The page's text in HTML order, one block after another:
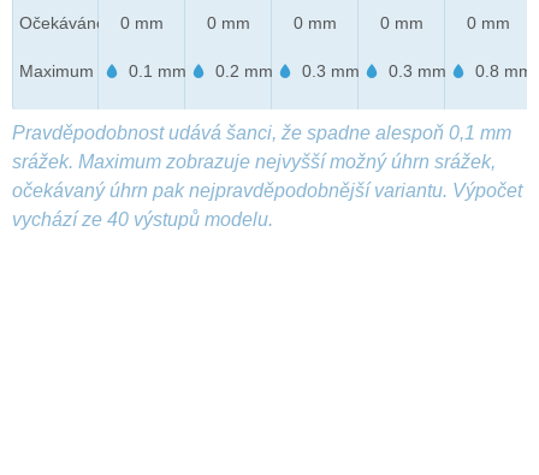
Očekáváno
Maximum
0 mm
0.1 mm
0 mm
0.2 mm
0 mm
0.3 mm
0 mm
0.3 mm
0 mm
0.8 mm
Pravděpodobnost udává šanci, že spadne alespoň 0,1 mm
srážek. Maximum zobrazuje nejvyšší možný úhrn srážek,
očekávaný úhrn pak nejpravděpodobnější variantu. Výpočet
vychází ze 40 výstupů modelu.